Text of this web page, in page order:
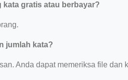
gratis atau berbayar?
jumlah kata?
Anda dapat memeriksa file dan